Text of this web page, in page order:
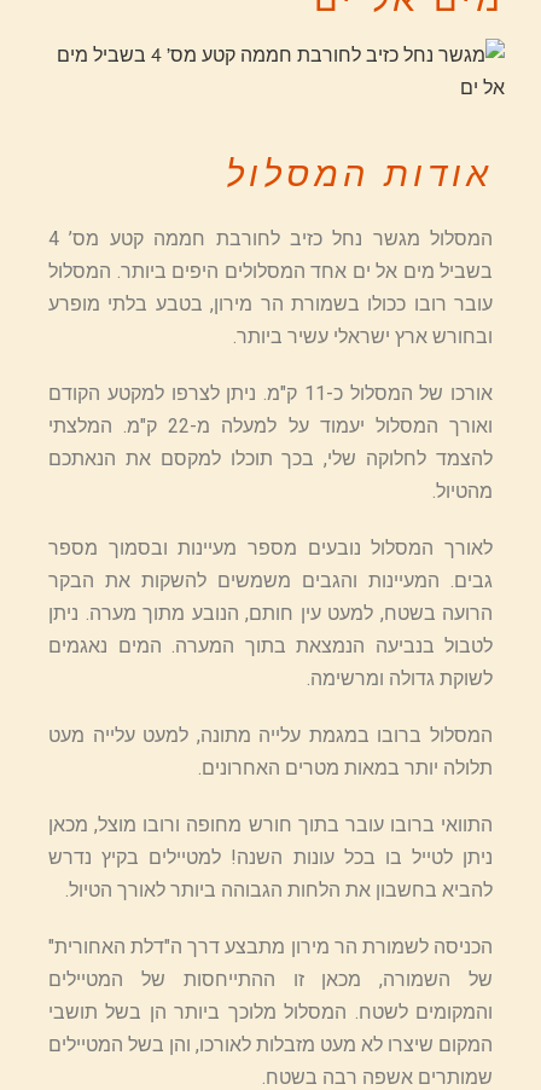
אודות המסלול
המסלול מגשר נחל כזיב לחורבת חממה קטע מס’ 4
בשביל מים אל ים אחד המסלולים היפים ביותר. המסלול
עובר רובו ככולו בשמורת הר מירון, בטבע בלתי מופרע
ובחורש ארץ ישראלי עשיר ביותר.
אורכו של המסלול כ-11 ק"מ. ניתן לצרפו למקטע הקודם
ואורך המסלול יעמוד על למעלה מ-22 ק"מ. המלצתי
להצמד לחלוקה שלי, בכך תוכלו למקסם את הנאתכם
מהטיול.
לאורך המסלול נובעים מספר מעיינות ובסמוך מספר
גבים. המעיינות והגבים משמשים להשקות את הבקר
הרועה בשטח, למעט עין חותם, הנובע מתוך מערה. ניתן
לטבול בנביעה הנמצאת בתוך המערה. המים נאגמים
לשוקת גדולה ומרשימה.
המסלול ברובו במגמת עלייה מתונה, למעט עלייה מעט
תלולה יותר במאות מטרים האחרונים.
התוואי ברובו עובר בתוך חורש מחופה ורובו מוצל, מכאן
ניתן לטייל בו בכל עונות השנה! למטיילים בקיץ נדרש
להביא בחשבון את הלחות הגבוהה ביותר לאורך הטיול.
הכניסה לשמורת הר מירון מתבצע דרך ה"דלת האחורית"
של השמורה, מכאן זו ההתייחסות של המטיילים
והמקומים לשטח. המסלול מלוכך ביותר הן בשל תושבי
המקום שיצרו לא מעט מזבלות לאורכו, והן בשל המטיילים
שמותרים אשפה רבה בשטח.